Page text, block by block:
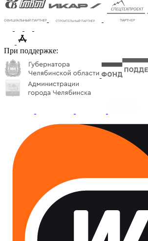
При поддержке: